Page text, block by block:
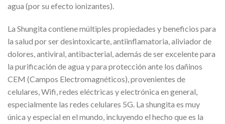
agua (por su efecto ionizantes).
La Shungita contiene múltiples propiedades y beneficios para
la salud por ser desintoxicarte, antiinflamatoria, aliviador de
dolores, antiviral, antibacterial, además de ser excelente para
la purificación de agua y para protección ante los dañinos
CEM (Campos Electromagnéticos), provenientes de
celulares, Wifi, redes eléctricas y electrónica en general,
especialmente las redes celulares 5G. La shungita es muy
única y especial en el mundo, incluyendo el hecho que es la